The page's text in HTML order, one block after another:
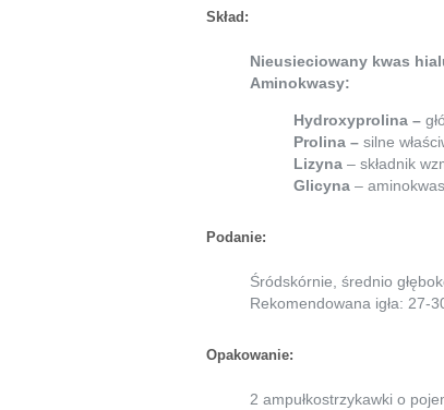
Skład:
Nieusieciowany kwas
Aminokwasy:
Hydroxyprolina –
Prolina – silne
Lizyna– składnik
Glicyna–
Podanie:
Śródskórnie, średnio
Rekomendowana igła: 27-
Opakowanie:
2 ampułkostrzykawki o